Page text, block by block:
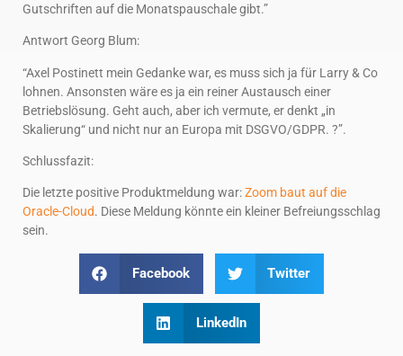
Gutschriften auf die Monatspauschale gibt.”
Antwort Georg Blum:
“Axel Postinett mein Gedanke war, es muss sich ja für Larry & Co
lohnen. Ansonsten wäre es ja ein reiner Austausch einer
Betriebslösung. Geht auch, aber ich vermute, er denkt „in
Skalierung“ und nicht nur an Europa mit DSGVO/GDPR. ?”.
Schlussfazit:
Die letzte positive Produktmeldung war:Zoom baut auf die
Oracle-Cloud. Diese Meldung könnte ein kleiner Befreiungsschlag
sein.
Facebook Twitter
LinkedIn